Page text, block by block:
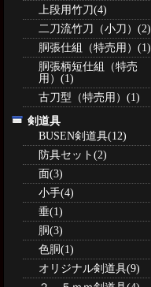
上段用竹刀(4)
二刀流竹刀（小刀）(2)
胴張仕組（特売用）(1)
胴張柄短仕組（特売
用）(1)
古刀型（特売用）(1)
剣道具
BUSEN剣道具(12)
防具セット(2)
面(3)
小手(4)
垂(1)
胴(3)
色胴(1)
オリジナル剣道具(9)